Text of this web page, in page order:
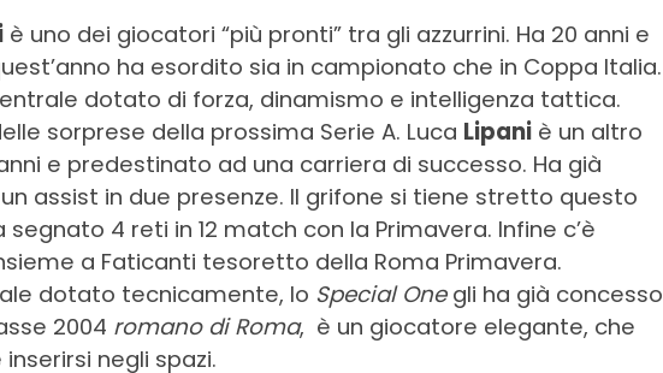
è uno dei giocatori “più pronti” tra gli azzurrini. Ha 20 anni e
ha esordito sia in campionato che in Coppa Italia.
dotato di forza, dinamismo e intelligenza tattica.
sorprese della prossima Serie A. Luca Lipani è un altro
e predestinato ad una carriera di successo. Ha già
assist in due presenze. Il grifone si tiene stretto questo
4 reti in 12 match con la Primavera. Infine c’è
a Faticanti tesoretto della Roma Primavera.
dotato tecnicamente, lo Special Onegli ha già concesso
2004 romano di Roma, è un giocatore elegante, che
negli spazi.